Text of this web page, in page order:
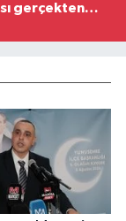
gerçekten